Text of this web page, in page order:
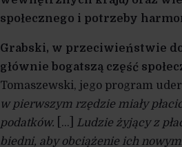
społecznego i potrzeby
Grabski, w przeciwieństwie
głównie bogatszą część
Tomaszewski, jego program
w pierwszym rzędzie miały
podatków.
[…]
Ludzie żyjący z
biedni, aby obciążenie ich